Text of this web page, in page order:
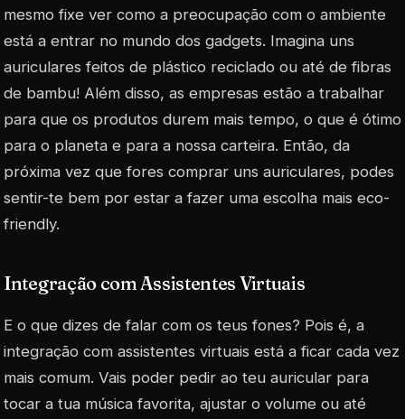
mesmo fixe ver como a preocupação com o ambiente
está a entrar no mundo dos gadgets. Imagina uns
auriculares feitos de plástico reciclado ou até de fibras
de bambu! Além disso, as empresas estão a trabalhar
para que os produtos durem mais tempo, o que é ótimo
para o planeta e para a nossa carteira. Então, da
próxima vez que fores comprar uns auriculares, podes
sentir-te bem por estar a fazer uma escolha mais eco-
friendly.
Integração com Assistentes Virtuais
E o que dizes de falar com os teus fones? Pois é, a
integração com assistentes virtuais está a ficar cada vez
mais comum. Vais poder pedir ao teu auricular para
tocar a tua música favorita, ajustar o volume ou até